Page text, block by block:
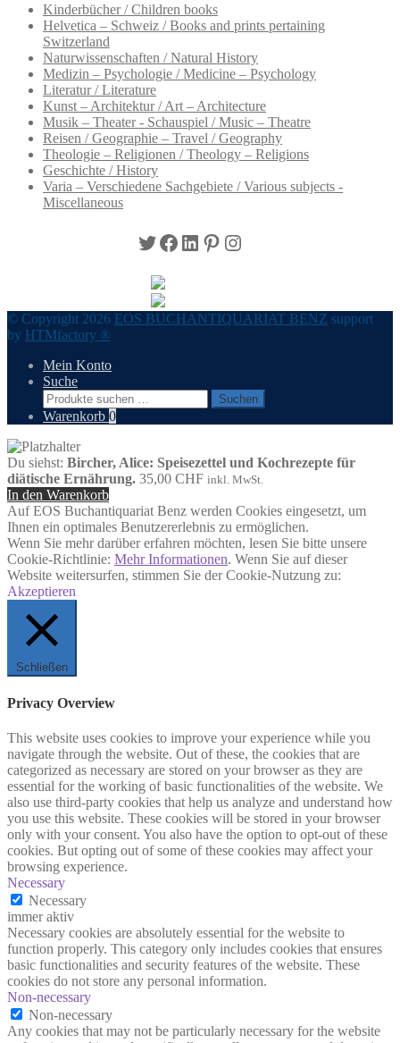
Kinderbücher / Children books
Helvetica – Schweiz / Books and prints pertaining
Switzerland
Naturwissenschaften / Natural History
Medizin – Psychologie / Medicine – Psychology
Literatur / Literature
Kunst – Architektur / Art – Architecture
Musik – Theater - Schauspiel / Music – Theatre
Reisen / Geographie – Travel / Geography
Theologie – Religionen / Theology – Religions
Geschichte / History
Varia – Verschiedene Sachgebiete / Various subjects -
Miscellaneous
Twitter
Facebook
LinkedIn
Pinterest
Instagram
© Copyright 2026 EOS BUCHANTIQUARIAT BENZ support
by HTMfactory ®
Mein Konto
Suche
Suchen
nach:
Suchen
Warenkorb 0
Du siehst: Bircher, Alice: Speisezettel und Kochrezepte für
diätische Ernährung. 35,00 CHF inkl. MwSt.
In den Warenkorb
Auf EOS Buchantiquariat Benz werden Cookies eingesetzt, um
Ihnen ein optimales Benutzererlebnis zu ermöglichen.
Wenn Sie mehr darüber erfahren möchten, lesen Sie bitte unsere
Cookie-Richtlinie: Mehr Informationen. Wenn Sie auf dieser
Website weitersurfen, stimmen Sie der Cookie-Nutzung zu:
Akzeptieren
Schließen
Privacy Overview
This website uses cookies to improve your experience while you
navigate through the website. Out of these, the cookies that are
categorized as necessary are stored on your browser as they are
essential for the working of basic functionalities of the website. We
also use third-party cookies that help us analyze and understand how
you use this website. These cookies will be stored in your browser
only with your consent. You also have the option to opt-out of these
cookies. But opting out of some of these cookies may affect your
browsing experience.
Necessary
Necessary
immer aktiv
Necessary cookies are absolutely essential for the website to
function properly. This category only includes cookies that ensures
basic functionalities and security features of the website. These
cookies do not store any personal information.
Non-necessary
Non-necessary
Any cookies that may not be particularly necessary for the website